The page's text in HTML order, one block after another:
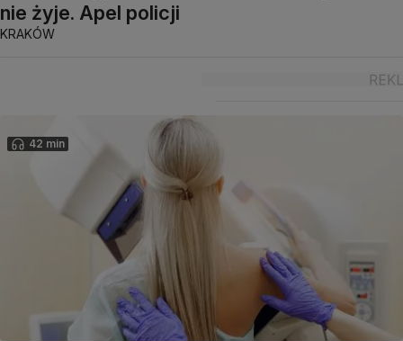
nie żyje. Apel policji
KRAKÓW
42 min